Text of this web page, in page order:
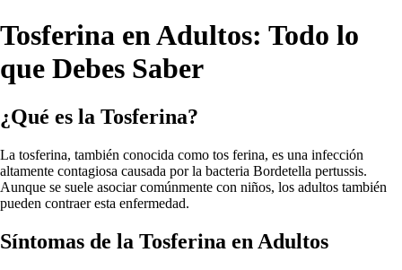
Tosferina en Adultos: Todo lo
que Debes Saber
¿Qué es la Tosferina?
La tosferina, también conocida como tos ferina, es una infección
altamente contagiosa causada por la bacteria Bordetella pertussis.
Aunque se suele asociar comúnmente con niños, los adultos también
pueden contraer esta enfermedad.
Síntomas de la Tosferina en Adultos